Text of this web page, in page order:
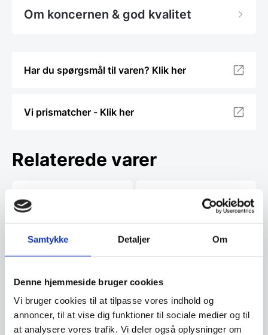
Samtykke Detaljer Om
Denne hjemmeside bruger cookies
Vi bruger cookies til at tilpasse vores indhold og
annoncer, til at vise dig funktioner til sociale medier og til
at analysere vores trafik. Vi deler også oplysninger om
Om koncernen & god kvalitet
Har du spørgsmål til varen? Klik her
Vi prismatcher - Klik her
Relaterede varer
Træ pizzaspade – flere
størrelser
Denne træ pizzaspade fra WAS
PINSA ROMANA eller pizza
cm håndtag
Italienske Gimetal er kendt som
"kongen" af pizzatilbehør. Deres
pizzaspader er…